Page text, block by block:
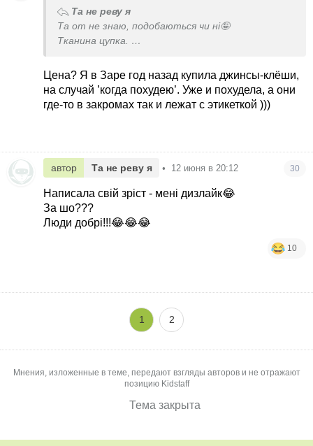
Та не реву я
Та от не знаю, подобаються чи ні🤪
Тканина цупка.
Талія намісці.
Цена? Я в Заре год назад купила джинсы-клёши,
на случай ’когда похудею’. Уже и похудела, а они
где-то в закромах так и лежат с этикеткой )))
автор Та не реву я • 12 июня в 20:12 30
Написала свій зріст - мені дизлайк😂
За шо???
Люди добрі!!!😂😂😂
10
1 2
Мнения, изложенные в теме, передают взгляды авторов и не отражают
позицию Kidstaff
Тема закрыта